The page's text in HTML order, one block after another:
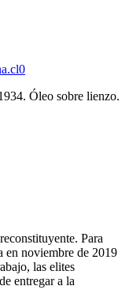
0
Óleo sobre lienzo.
Para
en noviembre de 2019
las elites
entregar a la